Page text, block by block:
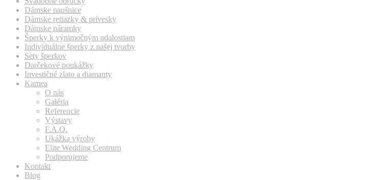
Dámske naušnice
Dámske retiazky & prívesky
Dámske náramky
Šperky k výnimočným udalostiam
Individuálne šperky z našej tvorby
Sety šperkov
Darčekové poukážky
Investičné zlato a diamanty
Kamea
O nás
Galéria
Referencie
Výstavy
F.A.Q.
Ukážka výroby
Elite Wedding Centrum
Podporujeme
Kontakt
Blog